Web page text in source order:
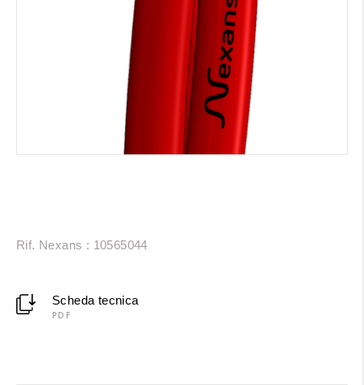
Rif. Nexans : 10565044
Scheda tecnica
PDF